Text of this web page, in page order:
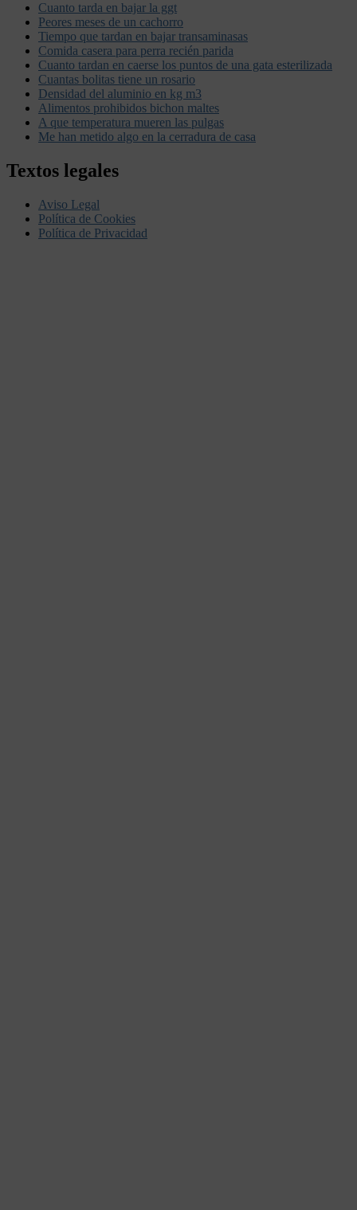
Cuanto tarda en bajar la ggt
Peores meses de un cachorro
Tiempo que tardan en bajar transaminasas
Comida casera para perra recién parida
Cuanto tardan en caerse los puntos de una gata esterilizada
Cuantas bolitas tiene un rosario
Densidad del aluminio en kg m3
Alimentos prohibidos bichon maltes
A que temperatura mueren las pulgas
Me han metido algo en la cerradura de casa
Textos legales
Aviso Legal
Política de Cookies
Política de Privacidad